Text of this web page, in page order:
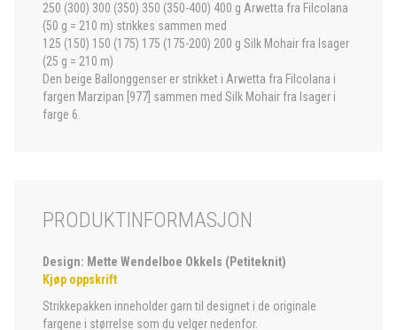
250 (300) 300 (350) 350 (350-400) 400 g Arwetta fra Filcolana
(50 g = 210 m) strikkes sammen med
125 (150) 150 (175) 175 (175-200) 200 g Silk Mohair fra Isager
(25 g = 210 m)
Den beige Ballonggenser er strikket i Arwetta fra Filcolana i
fargen Marzipan [977] sammen med Silk Mohair fra Isager i
farge 6.
PRODUKTINFORMASJON
Design: Mette Wendelboe Okkels (Petiteknit)
Kjøp oppskrift
Strikkepakken inneholder garn til designet i de originale
fargene i størrelse som du velger nedenfor.